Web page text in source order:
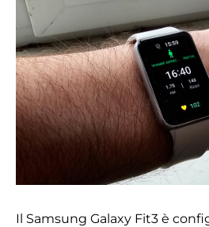
Il Samsung Galaxy Fit3 è